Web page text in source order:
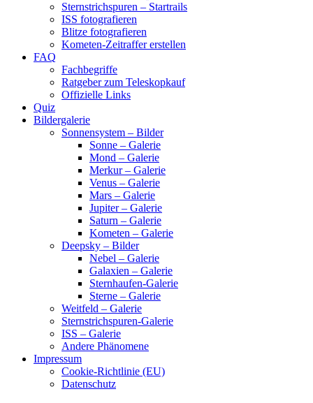
Sternstrichspuren – Startrails
ISS fotografieren
Blitze fotografieren
Kometen-Zeitraffer erstellen
FAQ
Fachbegriffe
Ratgeber zum Teleskopkauf
Offizielle Links
Quiz
Bildergalerie
Sonnensystem – Bilder
Sonne – Galerie
Mond – Galerie
Merkur – Galerie
Venus – Galerie
Mars – Galerie
Jupiter – Galerie
Saturn – Galerie
Kometen – Galerie
Deepsky – Bilder
Nebel – Galerie
Galaxien – Galerie
Sternhaufen-Galerie
Sterne – Galerie
Weitfeld – Galerie
Sternstrichspuren-Galerie
ISS – Galerie
Andere Phänomene
Impressum
Cookie-Richtlinie (EU)
Datenschutz